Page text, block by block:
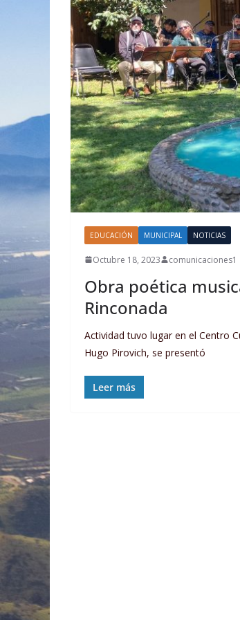
EDUCACIÓN MUNICIPAL NOTICIAS
Octubre 18, 2023 comunicaciones1
Obra poética
Rinconada
Actividad tuvo lugar en el Centro
Hugo Pirovich, se presentó
Leer más